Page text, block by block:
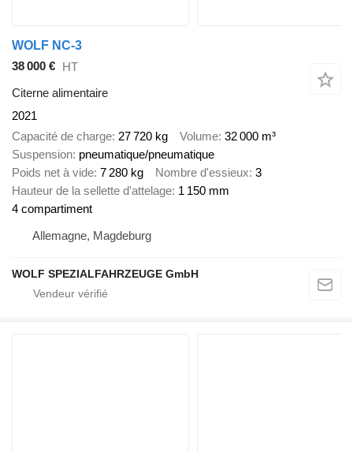
WOLF NC-3
38 000 €
HT
Citerne alimentaire
2021
Capacité de charge 27 720 kg Volume 32 000 m³
Suspension pneumatique/pneumatique
Poids net à vide 7 280 kg Nombre d'essieux 3
Hauteur de la sellette d'attelage 1 150 mm
4 compartiment
Allemagne, Magdeburg
WOLF SPEZIALFAHRZEUGE GmbH